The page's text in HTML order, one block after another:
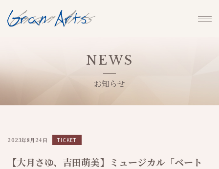
NEWS
お知らせ
2023年8月24日 TICKET
【大月さゆ、吉田萌美】ミュージカル「ベート